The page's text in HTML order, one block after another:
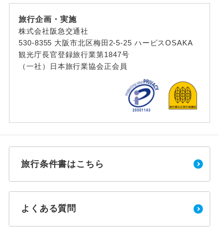
旅行企画・実施
株式会社阪急交通社
530-8355 大阪市北区梅田2-5-25 ハービスOSAKA
観光庁長官登録旅行業第1847号
（一社）日本旅行業協会正会員
旅行条件書はこちら
よくある質問